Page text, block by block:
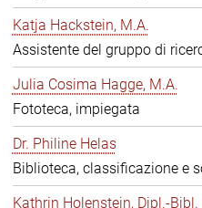
Katja Hackstein, M.A.
Assistente del gruppo di
Julia Cosima Hagge, M.A.
Fototeca, impiegata
Dr. Philine Helas
Biblioteca, classificazione e
Kathrin Holenstein, Dipl.-Bibl.